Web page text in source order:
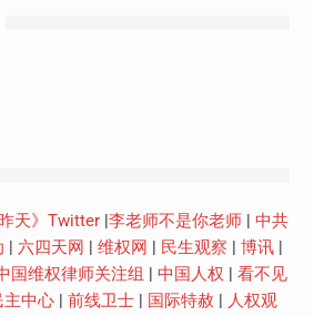
昨天》Twitter| 李老师不是你老师| 中共
六四天网 维权网 民生观察 博讯|
国维权律师关注组 中国人权
看不见
主中心| 前线卫士| 国际特赦
人权观